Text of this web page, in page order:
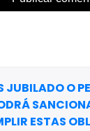
JUBILADO O
ESTAS